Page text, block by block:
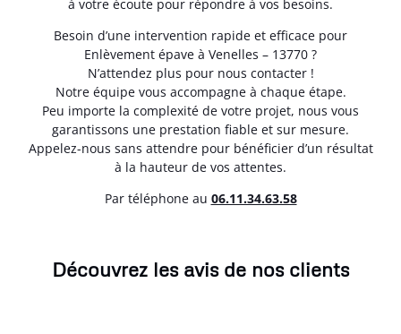
à votre écoute pour répondre à vos besoins.
Besoin d’une intervention rapide et efficace pour
Enlèvement épave à Venelles – 13770 ?
N’attendez plus pour nous contacter !
Notre équipe vous accompagne à chaque étape.
Peu importe la complexité de votre projet, nous vous
garantissons une prestation fiable et sur mesure.
Appelez-nous sans attendre pour bénéficier d’un résultat
à la hauteur de vos attentes.
Par téléphone au 06.11.34.63.58
Découvrez les avis de nos clients